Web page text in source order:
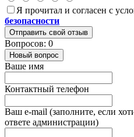
Я прочитал и согласен с
безопасности
Отправить свой отзыв
Вопросов: 0
Новый вопрос
Ваше имя
Контактный телефон
Ваш e-mail (заполните, если
ответе администрации)